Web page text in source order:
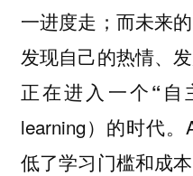
一进度走；而未来
发现自己的热情、
正在进入一个“自
learning） 的时代。
低了学习门槛和成